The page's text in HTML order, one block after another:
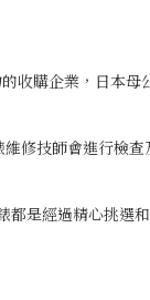
收購企業，日本
修技師會進行檢
是經過精心挑選